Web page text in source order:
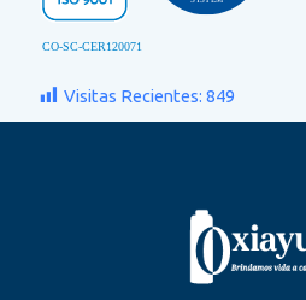
Visitas Recientes: 849